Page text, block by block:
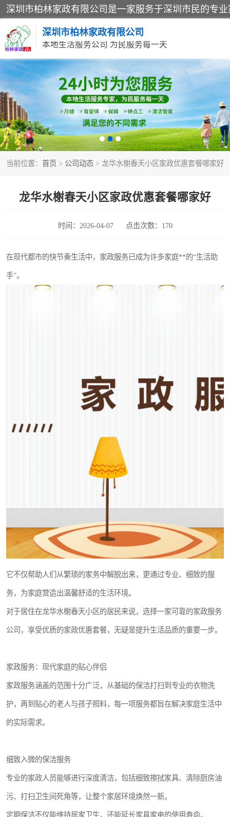
深圳市柏林家政有限公司
本地生活服务公司 为民服务每一天
当前位置： 首页 > 公司动态 > 龙华水榭春天小区家政优惠套餐哪家好
龙华水榭春天小区家政优惠套餐哪家好
时间：2026-04-07 点击次数：170
在现代都市的快节奏生活中，家政服务已成为许多家庭**的“生活助
手”。
它不仅帮助人们从繁琐的家务中解脱出来，更通过专业、细致的服
务，为家庭营造出温馨舒适的生活环境。
对于居住在龙华水榭春天小区的居民来说，选择一家可靠的家政服务
公司，享受优质的家政优惠套餐，无疑是提升生活品质的重要一步。
家政服务：现代家庭的贴心伴侣
家政服务涵盖的范围十分广泛，从基础的保洁打扫到专业的衣物洗
护，再到贴心的老人与孩子照料，每一项服务都旨在解决家庭生活中
的实际需求。
细致入微的保洁服务
专业的家政人员能够进行深度清洁，包括细致擦拭家具、清除厨房油
污、打扫卫生间死角等，让整个家居环境焕然一新。
定期保洁不仅能维持居家卫生，还能延长家具家电的使用寿命。
家居保洁
家庭保姆